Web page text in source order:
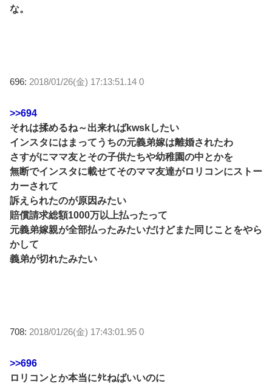
な。
696: 2018/01/26(金) 17:13:51.14 0
>>694
それは揉めるね～出来ればkwskしたい
インスタにはまってうちの元義弟嫁は離婚されたわ
さすがにママ友とその子供たちや幼稚園の中とかを
無断でインスタに載せてそのママ友達がロリコンにストー
カーされて
訴えられたのが原因みたい
賠償請求総額1000万以上払ったって
元義弟嫁親が全部払ったみたいだけどまた同じことをやら
かして
義弟が切れたみたい
708: 2018/01/26(金) 17:43:01.95 0
>>696
ロリコンとか本当にﾀﾋねばいいのに